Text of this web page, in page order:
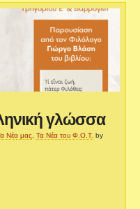
γλώσσα
Νέα μας,Τα Νέα του Φ.Ο.Τ. by